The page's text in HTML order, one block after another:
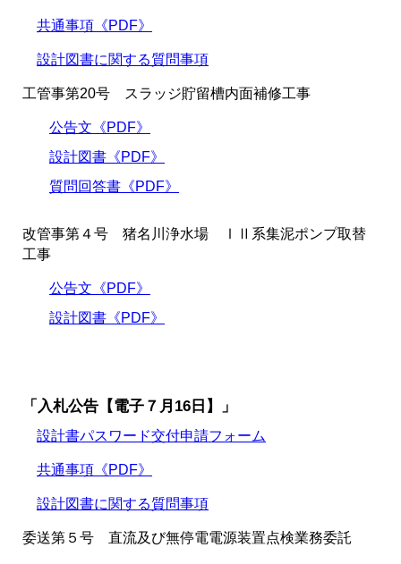
共通事項《PDF》
設計図書に関する質問事項
工管事第20号 スラッジ貯留槽内面補修工事
公告文《PDF》
設計図書《PDF》
質問回答書《PDF》
改管事第４号 猪名川浄水場 ⅠⅡ系集泥ポンプ取替
工事
公告文《PDF》
設計図書《PDF》
「入札公告【電子７月16日】」
設計書パスワード交付申請フォーム
共通事項《PDF》
設計図書に関する質問事項
委送第５号 直流及び無停電電源装置点検業務委託